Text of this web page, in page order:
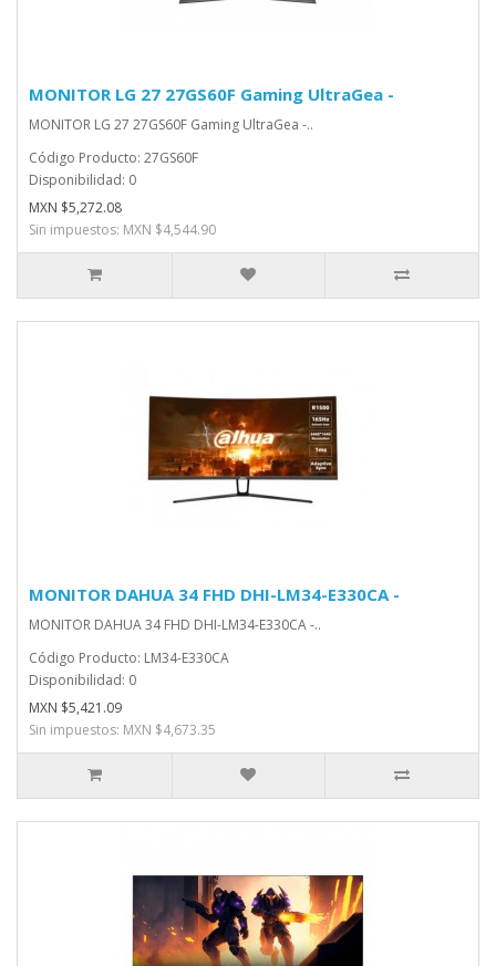
MONITOR LG 27 27GS60F Gaming UltraGea -
MONITOR LG 27 27GS60F Gaming UltraGea -..
Código Producto: 27GS60F
Disponibilidad: 0
MXN $5,272.08
Sin impuestos: MXN $4,544.90
MONITOR DAHUA 34 FHD DHI-LM34-E330CA -
MONITOR DAHUA 34 FHD DHI-LM34-E330CA -..
Código Producto: LM34-E330CA
Disponibilidad: 0
MXN $5,421.09
Sin impuestos: MXN $4,673.35